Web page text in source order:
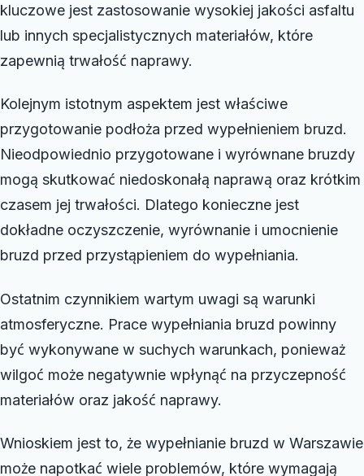
kluczowe jest zastosowanie wysokiej jakości asfaltu
lub innych specjalistycznych materiałów, które
zapewnią trwałość naprawy.
Kolejnym istotnym aspektem jest właściwe
przygotowanie podłoża przed wypełnieniem bruzd.
Nieodpowiednio przygotowane i wyrównane bruzdy
mogą skutkować niedoskonałą naprawą oraz krótkim
czasem jej trwałości. Dlatego konieczne jest
dokładne oczyszczenie, wyrównanie i umocnienie
bruzd przed przystąpieniem do wypełniania.
Ostatnim czynnikiem wartym uwagi są warunki
atmosferyczne. Prace wypełniania bruzd powinny
być wykonywane w suchych warunkach, ponieważ
wilgoć może negatywnie wpłynąć na przyczepność
materiałów oraz jakość naprawy.
Wnioskiem jest to, że wypełnianie bruzd w Warszawie
może napotkać wiele problemów, które wymagają